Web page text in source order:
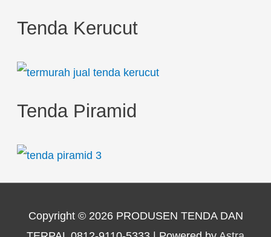
Tenda Kerucut
Tenda Piramid
Copyright © 2026 PRODUSEN TENDA DAN